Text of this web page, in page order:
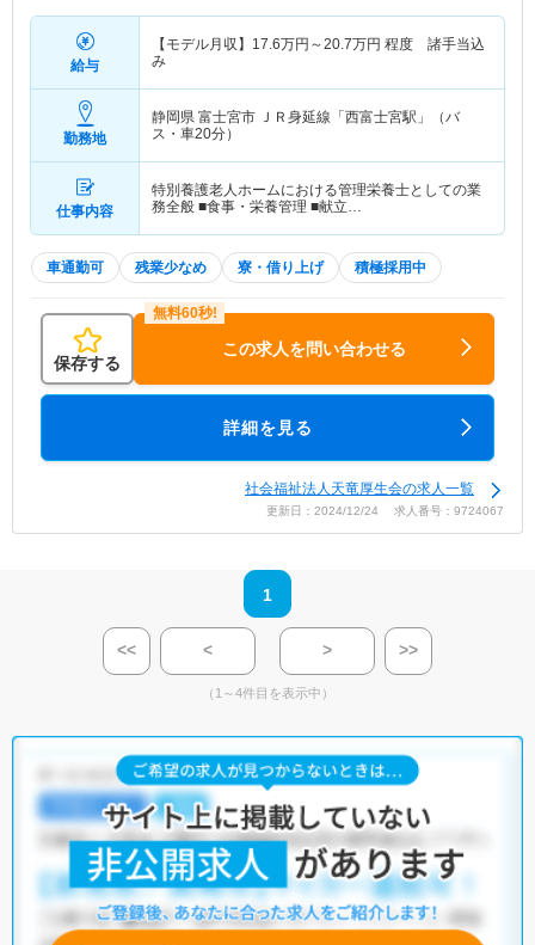
給与
【モデル月収】 17.6万円～20.7万円 程度 諸手当込
み
勤務地
静岡県 富士宮市 ＪＲ身延線「西富士宮駅」（バ
ス・車20分）
仕事内容
特別養護老人ホームにおける管理栄養士としての業
務全般 ■食事・栄養管理 ■献立…
車通勤可 残業少なめ 寮・借り上げ 積極採用中
保存する
この求人を問い合わせる
詳細を見る
社会福祉法人天竜厚生会の求人一覧
更新日：2024/12/24 求人番号：9724067
1
<< < > >>
（1～4件目を表示中）